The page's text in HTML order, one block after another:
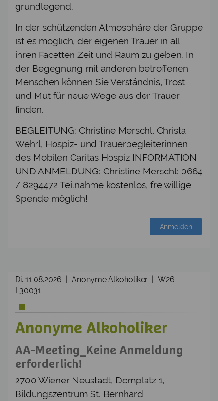
grundlegend.
In der schützenden Atmosphäre der Gruppe
ist es möglich, der eigenen Trauer in all
ihren Facetten Zeit und Raum zu geben. In
der Begegnung mit anderen betroffenen
Menschen können Sie Verständnis, Trost
und Mut für neue Wege aus der Trauer
finden.
BEGLEITUNG: Christine Merschl, Christa
Wehrl, Hospiz- und Trauerbegleiterinnen
des Mobilen Caritas Hospiz INFORMATION
UND ANMELDUNG: Christine Merschl: 0664
/ 8294472 Teilnahme kostenlos, freiwillige
Spende möglich!
Anmelden
Di. 11.08.2026 | Anonyme Alkoholiker | W26-
L30031
Anonyme Alkoholiker
AA-Meeting_Keine Anmeldung
erforderlich!
2700 Wiener Neustadt, Domplatz 1,
Bildungszentrum St. Bernhard